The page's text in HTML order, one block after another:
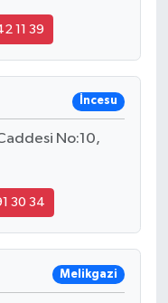
11 39
İncesu
No:10,
30 34
Melikgazi